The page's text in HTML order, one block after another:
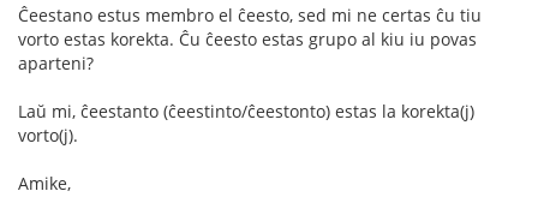
Ĉeestano estus membro el ĉeesto, sed mi ne certas ĉu tiu
vorto estas korekta. Ĉu ĉeesto estas grupo al kiu iu povas
aparteni?
Laŭ mi, ĉeestanto (ĉeestinto/ĉeestonto) estas la korekta(j)
vorto(j).
Amike,